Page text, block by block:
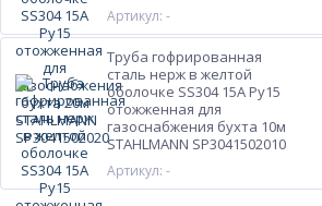
Артикул: -
Труба гофрированная
сталь нерж в желтой
оболочке SS304 15A Ру15
отожженная для
газоснабжения бухта 10м
STAHLMANN SP3041502010
Артикул: -